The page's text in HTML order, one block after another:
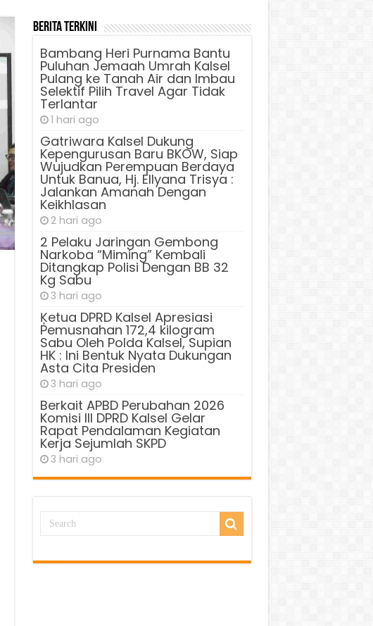
Berita Terkini
Bambang Heri Purnama Bantu
Puluhan Jemaah Umrah Kalsel
Pulang ke Tanah Air dan Imbau
Selektif Pilih Travel Agar Tidak
Terlantar
1 hari ago
Gatriwara Kalsel Dukung
Kepengurusan Baru BKOW, Siap
Wujudkan Perempuan Berdaya
Untuk Banua, Hj. Ellyana Trisya :
Jalankan Amanah Dengan
Keikhlasan
2 hari ago
2 Pelaku Jaringan Gembong
Narkoba “Miming” Kembali
Ditangkap Polisi Dengan BB 32
Kg Sabu
3 hari ago
Ķetua DPRD Kalsel Apresiasi
Pemusnahan 172,4 kilogram
Sabu Oleh Polda Kalsel, Supian
HK : Ini Bentuk Nyata Dukungan
Asta Cita Presiden
3 hari ago
Berkait APBD Perubahan 2026
Komisi III DPRD Kalsel Gelar
Rapat Pendalaman Kegiatan
Kerja Sejumlah SKPD
3 hari ago